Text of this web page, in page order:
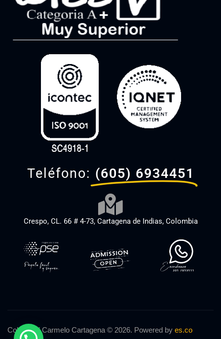
Teléfono: (605) 6934451
Crespo, CL. 66 # 4-73, Cartagena de Indias, Colombia
Colegio El Carmelo Cartagena © 2026. Powered by es.co